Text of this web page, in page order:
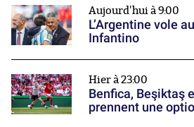
Aujourd'hui à 9:00
L’Argentine vole
Infantino
Hier à 23:00
Benfica, Beşiktaş
prennent une